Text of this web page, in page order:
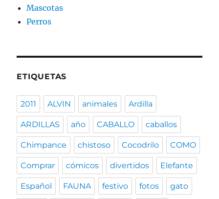
Mascotas
Perros
ETIQUETAS
2011 ALVIN animales Ardilla
ARDILLAS año CABALLO caballos
Chimpance chistoso Cocodrilo COMO
Comprar cómicos divertidos Elefante
Español FAUNA festivo fotos gato